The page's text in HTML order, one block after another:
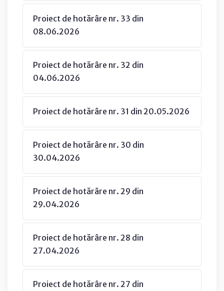
Proiect de hotărâre nr. 33 din
08.06.2026
Proiect de hotărâre nr. 32 din
04.06.2026
Proiect de hotărâre nr. 31 din 20.05.2026
Proiect de hotărâre nr. 30 din
30.04.2026
Proiect de hotărâre nr. 29 din
29.04.2026
Proiect de hotărâre nr. 28 din
27.04.2026
Proiect de hotărâre nr. 27 din